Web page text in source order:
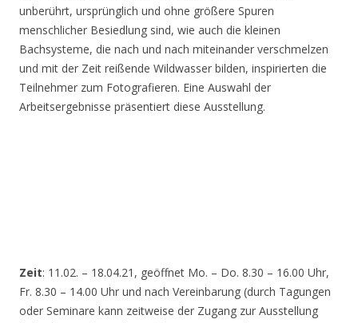
unberührt, ursprünglich und ohne größere Spuren
menschlicher Besiedlung sind, wie auch die kleinen
Bachsysteme, die nach und nach miteinander verschmelzen
und mit der Zeit reißende Wildwasser bilden, inspirierten die
Teilnehmer zum Fotografieren. Eine Auswahl der
Arbeitsergebnisse präsentiert diese Ausstellung.
Zeit: 11.02. – 18.04.21, geöffnet Mo. – Do. 8.30 – 16.00 Uhr,
Fr. 8.30 – 14.00 Uhr und nach Vereinbarung (durch Tagungen
oder Seminare kann zeitweise der Zugang zur Ausstellung